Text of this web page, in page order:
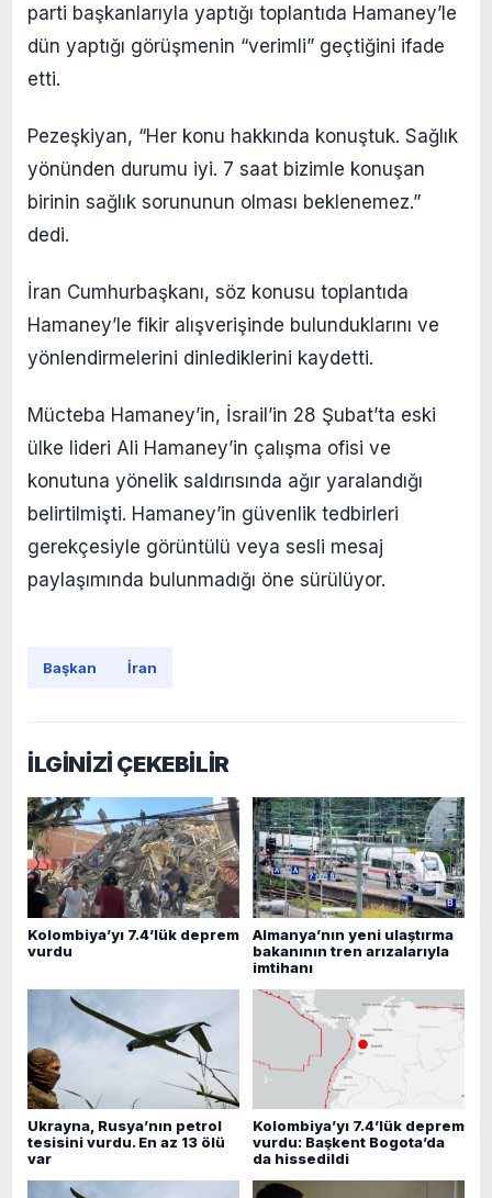
parti başkanlarıyla yaptığı toplantıda Hamaney’le
dün yaptığı görüşmenin “verimli” geçtiğini ifade
etti.
Pezeşkiyan, “Her konu hakkında konuştuk. Sağlık
yönünden durumu iyi. 7 saat bizimle konuşan
birinin sağlık sorununun olması beklenemez.”
dedi.
İran Cumhurbaşkanı, söz konusu toplantıda
Hamaney’le fikir alışverişinde bulunduklarını ve
yönlendirmelerini dinlediklerini kaydetti.
Mücteba Hamaney’in, İsrail’in 28 Şubat’ta eski
ülke lideri Ali Hamaney’in çalışma ofisi ve
konutuna yönelik saldırısında ağır yaralandığı
belirtilmişti. Hamaney’in güvenlik tedbirleri
gerekçesiyle görüntülü veya sesli mesaj
paylaşımında bulunmadığı öne sürülüyor.
Başkan İran
İLGİNİZİ ÇEKEBİLİR
Kolombiya’yı 7.4’lük deprem
vurdu
Almanya’nın yeni ulaştırma
bakanının tren arızalarıyla
imtihanı
Ukrayna, Rusya’nın petrol
tesisini vurdu. En az 13 ölü
var
Kolombiya’yı 7.4’lük deprem
vurdu: Başkent Bogota’da
da hissedildi